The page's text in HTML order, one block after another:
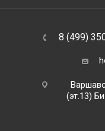
8 (499)
(эт.13)